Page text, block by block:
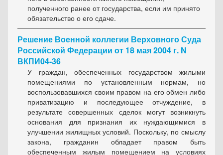
полученного ранее от государства, если им принято
обязательство о его сдаче.
Решение Военной коллегии Верховного Суда
Российской Федерации от 18 мая 2004 г. N
ВКПИ04-36
У граждан, обеспеченных государством жилыми
помещениями по установленным нормам, но
воспользовавшихся своим правом на его обмен либо
приватизацию и последующее отчуждение, в
результате совершенных сделок могут возникнуть
основания для признания их нуждающимися в
улучшении жилищных условий. Поскольку, по смыслу
закона, гражданин обладает правом быть
обеспеченным жилым помещением на условиях